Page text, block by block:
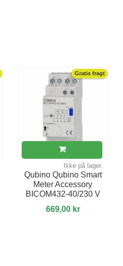
Gratis fragt
Ikke på lager.
Qubino Qubino Smart
Meter Accessory
BICOM432-40/230 V
669,00 kr